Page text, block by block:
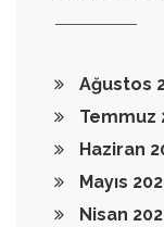
Ağustos
Temmuz
Haziran
Mayıs
Nisan